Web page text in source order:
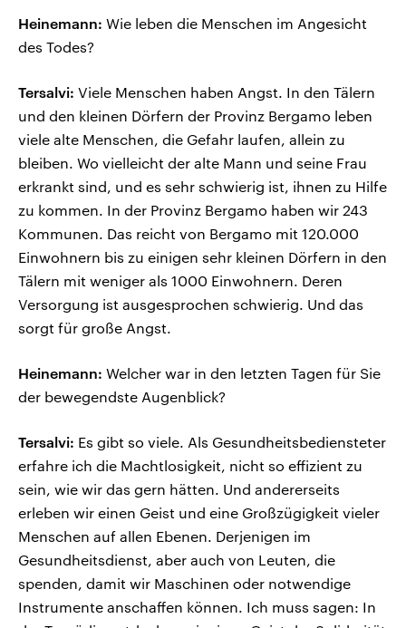
Heinemann: Wie leben die Menschen im Angesicht
des Todes?
Tersalvi: Viele Menschen haben Angst. In den Tälern
und den kleinen Dörfern der Provinz Bergamo leben
viele alte Menschen, die Gefahr laufen, allein zu
bleiben. Wo vielleicht der alte Mann und seine Frau
erkrankt sind, und es sehr schwierig ist, ihnen zu Hilfe
zu kommen. In der Provinz Bergamo haben wir 243
Kommunen. Das reicht von Bergamo mit 120.000
Einwohnern bis zu einigen sehr kleinen Dörfern in den
Tälern mit weniger als 1000 Einwohnern. Deren
Versorgung ist ausgesprochen schwierig. Und das
sorgt für große Angst.
Heinemann: Welcher war in den letzten Tagen für Sie
der bewegendste Augenblick?
Tersalvi: Es gibt so viele. Als Gesundheitsbediensteter
erfahre ich die Machtlosigkeit, nicht so effizient zu
sein, wie wir das gern hätten. Und andererseits
erleben wir einen Geist und eine Großzügigkeit vieler
Menschen auf allen Ebenen. Derjenigen im
Gesundheitsdienst, aber auch von Leuten, die
spenden, damit wir Maschinen oder notwendige
Instrumente anschaffen können. Ich muss sagen: In